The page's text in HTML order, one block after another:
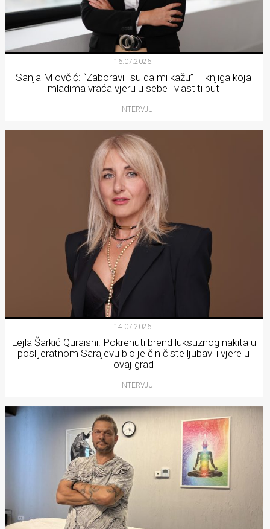
16.07.2026.
Sanja Miovčić: “Zaboravili su da mi kažu” – knjiga koja
mladima vraća vjeru u sebe i vlastiti put
INTERVJU
14.07.2026.
Lejla Šarkić Quraishi: Pokrenuti brend luksuznog nakita u
poslijeratnom Sarajevu bio je čin čiste ljubavi i vjere u
ovaj grad
INTERVJU